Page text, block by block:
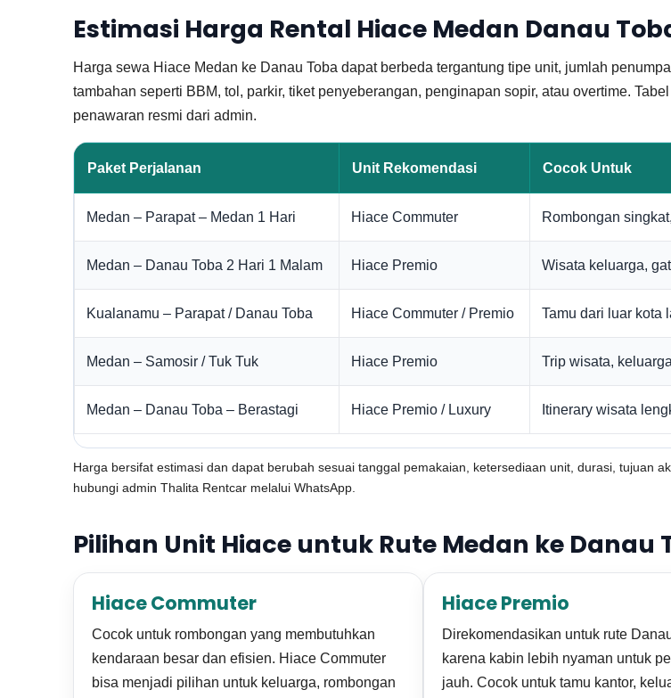
Estimasi Harga Rental Hiace Medan Danau
Harga sewa Hiace Medan ke Danau Toba dapat berbeda tergantung tipe unit, jumlah
tambahan seperti BBM, tol, parkir, tiket penyeberangan, penginapan sopir, atau overtime.
penawaran resmi dari admin.
Paket Perjalanan Unit Rekomendasi Cocok Untuk
Medan – Parapat – Medan 1 Hari Hiace Commuter Rombongan
Medan – Danau Toba 2 Hari 1 Malam Hiace Premio Wisata keluarga,
Kualanamu – Parapat / Danau Toba Hiace Commuter / Premio Tamu dari luar kota
Medan – Samosir / Tuk Tuk Hiace Premio Trip wisata,
Medan – Danau Toba – Berastagi Hiace Premio / Luxury Itinerary wisata
Harga bersifat estimasi dan dapat berubah sesuai tanggal pemakaian, ketersediaan unit, durasi, tujuan
hubungi admin Thalita Rentcar melalui WhatsApp.
Pilihan Unit Hiace untuk Rute Medan ke Danau
Hiace Commuter
Cocok untuk rombongan yang membutuhkan
kendaraan besar dan efisien. Hiace Commuter
bisa menjadi pilihan untuk keluarga, rombongan
Hiace Premio
Direkomendasikan untuk rute
karena kabin lebih nyaman untuk
jauh. Cocok untuk tamu kantor,